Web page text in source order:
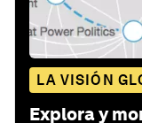
LA VISIÓN
Explora y